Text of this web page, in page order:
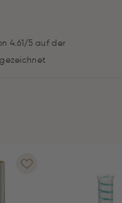
4.61/5 auf der